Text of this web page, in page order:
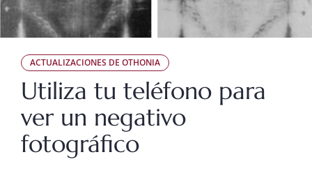
ACTUALIZACIONES DE OTHONIA
Utiliza tu teléfono para
ver un negativo
fotográfico